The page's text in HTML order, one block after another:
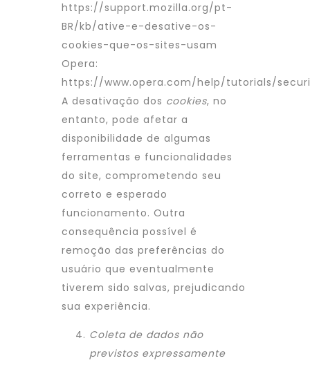
https://support.mozilla.org/pt-
BR/kb/ative-e-desative-os-
cookies-que-os-sites-usam
Opera:
https://www.opera.com/help/tutorials/
A desativação dos cookies, no
entanto, pode afetar a
disponibilidade de algumas
ferramentas e funcionalidades
do site, comprometendo seu
correto e esperado
funcionamento. Outra
consequência possível é
remoção das preferências do
usuário que eventualmente
tiverem sido salvas, prejudicando
sua experiência.
Coleta de dados não
previstos expressamente